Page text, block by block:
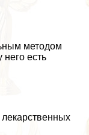
методом
него есть
лекарственных